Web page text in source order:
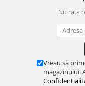
Nu rata
Vreau să
magazinului.